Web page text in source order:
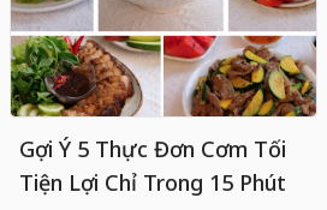
Gợi Ý 5 Thực Đơn Cơm Tối
Tiện Lợi Chỉ Trong 15 Phút